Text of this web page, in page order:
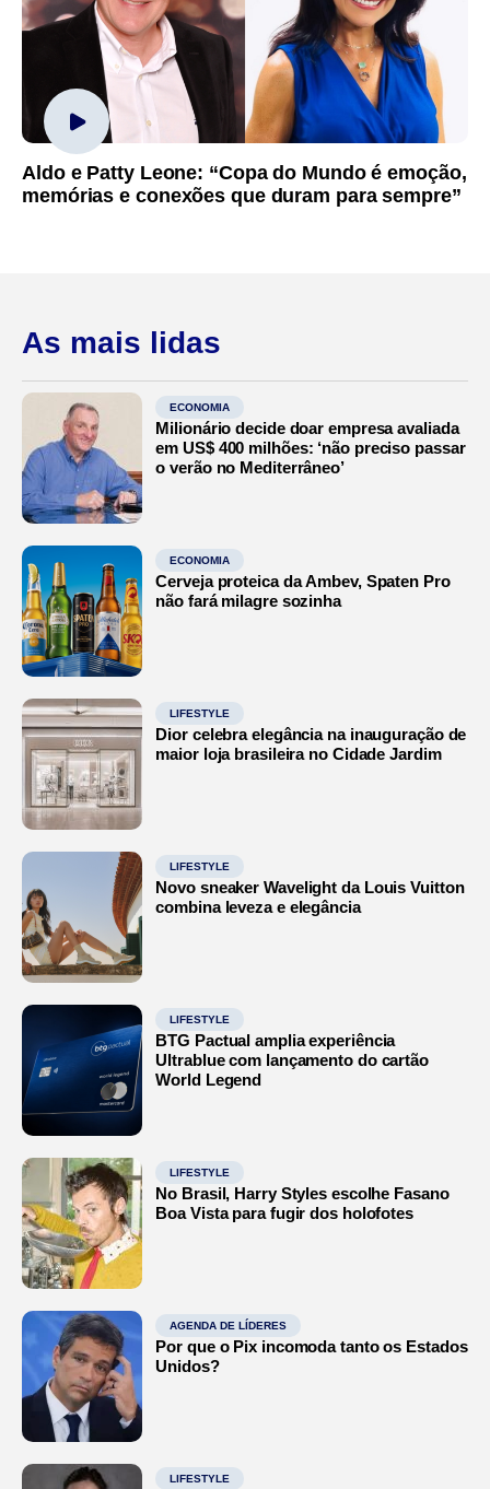
Aldo e Patty Leone: “Copa do Mundo é emoção,
memórias e conexões que duram para sempre”
As mais lidas
ECONOMIA
Milionário decide doar empresa avaliada
em US$ 400 milhões: ‘não preciso passar
o verão no Mediterrâneo’
ECONOMIA
Cerveja proteica da Ambev, Spaten Pro
não fará milagre sozinha
LIFESTYLE
Dior celebra elegância na inauguração de
maior loja brasileira no Cidade Jardim
LIFESTYLE
Novo sneaker Wavelight da Louis Vuitton
combina leveza e elegância
LIFESTYLE
BTG Pactual amplia experiência
Ultrablue com lançamento do cartão
World Legend
LIFESTYLE
No Brasil, Harry Styles escolhe Fasano
Boa Vista para fugir dos holofotes
AGENDA DE LÍDERES
Por que o Pix incomoda tanto os Estados
Unidos?
LIFESTYLE